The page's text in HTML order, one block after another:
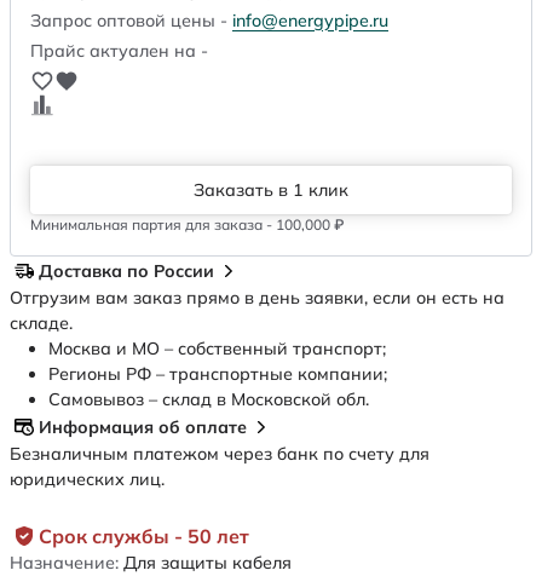
Срок службы - 50 лет
Назначение: Для защиты кабеля
Запрос оптовой цены - info@energypipe.ru
Прайс актуален на -
Заказать в 1 клик
Минимальная партия для заказа - 100,000 ₽
Доставка по России
Отгрузим вам заказ прямо в день заявки, если он есть на
складе.
Москва и МО – собственный транспорт;
Регионы РФ – транспортные компании;
Самовывоз – склад в Московской обл.
Информация об оплате
Безналичным платежом через банк по счету для
юридических лиц.